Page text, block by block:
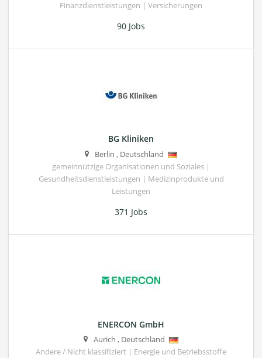
Finanzdienstleistungen | Versicherungen
90 Jobs
BG Kliniken
Berlin , Deutschland
gemeinnützige Organisationen und Soziales |
Gesundheitsdienstleistungen | Medizinprodukte und
Leistungen
371 Jobs
ENERCON GmbH
Aurich , Deutschland
Andere / Nicht klassifiziert | Energie und Betriebsstoffe